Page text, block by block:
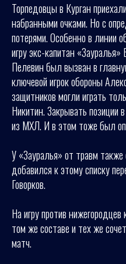
Торпедовцы в Курган
набранными очками. Но с
потерями. Особенно в линии
игру экс-капитан
Пелевин был вызван в
ключевой игрок обороны
защитников могли играть
Никитин. Закрывать
из МХЛ. И в этом тоже был
У «Зауралья» от травм
добавился к этому списку
Говорков.
На игру против
том же составе и тех же
матч.